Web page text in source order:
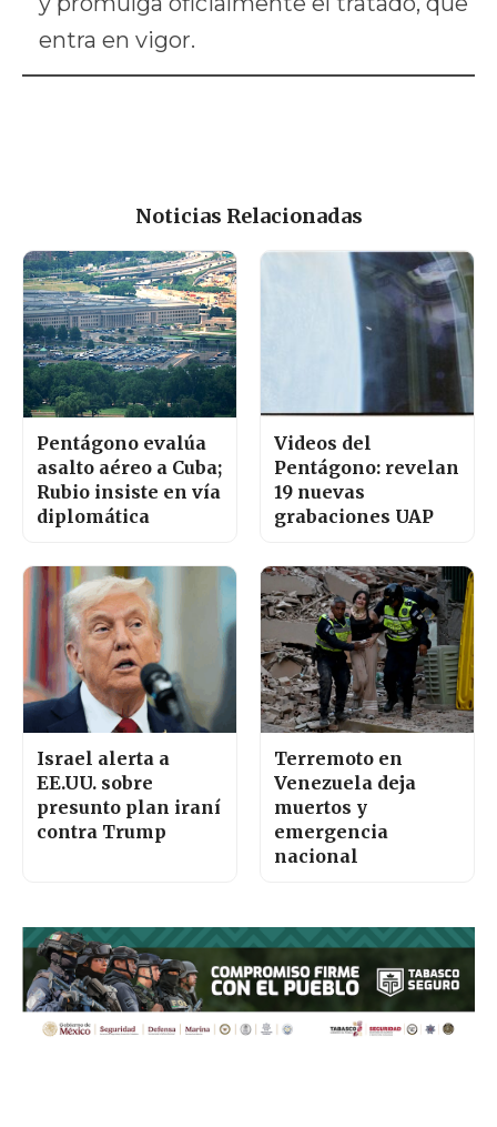
entra en vigor.
Noticias Relacionadas
Pentágono evalúa
asalto aéreo a Cuba;
Rubio insiste en vía
diplomática
Videos del
Pentágono: revelan
19 nuevas
grabaciones UAP
Israel alerta a
EE.UU. sobre
presunto plan iraní
contra Trump
Terremoto en
Venezuela deja
muertos y
emergencia
nacional